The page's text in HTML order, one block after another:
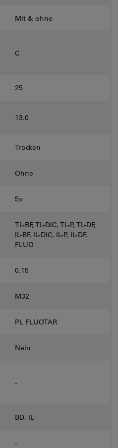
Mit & ohne
C
25
13.0
Trocken
Ohne
5⨉
TL-BF, TL-DIC, TL-P, TL-DF,
IL-BF, IL-DIC, IL-P, IL-DF,
FLUO
0.15
M32
PL FLUOTAR
Nein
-
BD, IL
-